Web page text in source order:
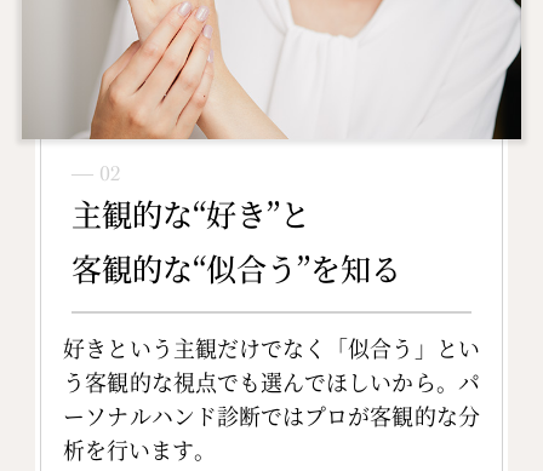
― 02
主観的な“好き”と
客観的な“似合う”を知る
好きという主観だけでなく「似合う」とい
う客観的な視点でも選んでほしいから。パ
ーソナルハンド診断ではプロが客観的な分
析を行います。